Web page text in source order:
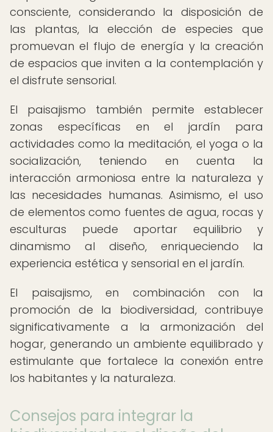
consciente, considerando la disposición de
las plantas, la elección de especies que
promuevan el flujo de energía y la creación
de espacios que inviten a la contemplación y
el disfrute sensorial.
El paisajismo también permite establecer
zonas específicas en el jardín para
actividades como la meditación, el yoga o la
socialización, teniendo en cuenta la
interacción armoniosa entre la naturaleza y
las necesidades humanas. Asimismo, el uso
de elementos como fuentes de agua, rocas y
esculturas puede aportar equilibrio y
dinamismo al diseño, enriqueciendo la
experiencia estética y sensorial en el jardín.
El paisajismo, en combinación con la
promoción de la biodiversidad, contribuye
significativamente a la armonización del
hogar, generando un ambiente equilibrado y
estimulante que fortalece la conexión entre
los habitantes y la naturaleza.
Consejos para integrar la